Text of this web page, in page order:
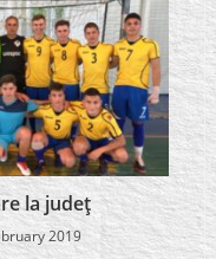
la judeţ
2019